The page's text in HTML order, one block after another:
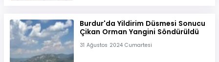
Burdur'da Yildirim Düsmesi Sonucu
Çikan Orman Yangini Söndürüldü
31 Ağustos 2024 Cumartesi